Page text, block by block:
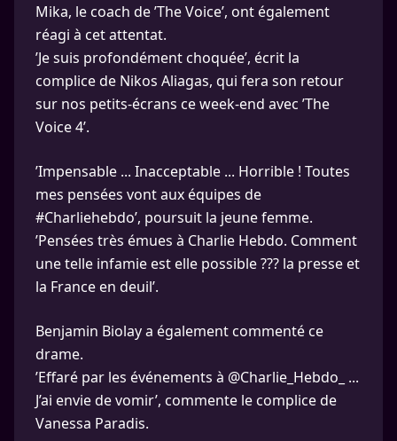
Mika, le coach de ’The Voice’, ont également
réagi à cet attentat.
’Je suis profondément choquée’, écrit la
complice de Nikos Aliagas, qui fera son retour
sur nos petits-écrans ce week-end avec ’The
Voice 4’.
’Impensable ... Inacceptable ... Horrible ! Toutes
mes pensées vont aux équipes de
#Charliehebdo’, poursuit la jeune femme.
’Pensées très émues à Charlie Hebdo. Comment
une telle infamie est elle possible ??? la presse et
la France en deuil’.
Benjamin Biolay a également commenté ce
drame.
’Effaré par les événements à @Charlie_Hebdo_ ...
J’ai envie de vomir’, commente le complice de
Vanessa Paradis.